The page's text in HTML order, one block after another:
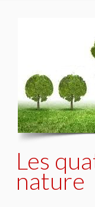
Les
nature